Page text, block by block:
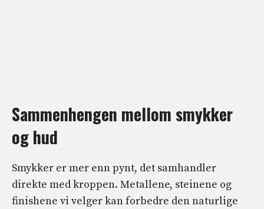
Sammenhengen mellom smykker
og hud
Smykker er mer enn pynt, det samhandler
direkte med kroppen. Metallene, steinene og
finishene vi velger kan forbedre den naturlige